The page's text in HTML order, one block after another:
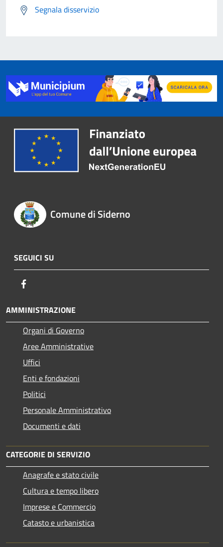
Segnala disservizio
Comune di Siderno
SEGUICI SU
AMMINISTRAZIONE
Organi di Governo
Aree Amministrative
Uffici
Enti e fondazioni
Politici
Personale Amministrativo
Documenti e dati
CATEGORIE DI SERVIZIO
Anagrafe e stato civile
Cultura e tempo libero
Imprese e Commercio
Catasto e urbanistica